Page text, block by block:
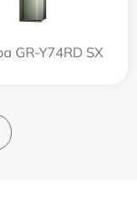
GR-Y74RD SX